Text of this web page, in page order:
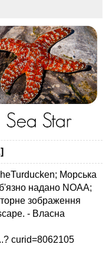
Морська
надано NOAA;
зображення
- Власна
curid=8062105